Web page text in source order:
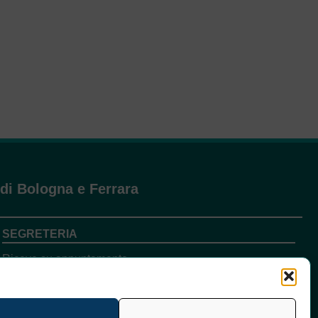
Bologna e Ferrara
SEGRETERIA
Riceve su appuntamento.
Lun, Gio 10:00 -13:00